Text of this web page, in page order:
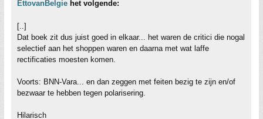
EttovanBelgie het volgende:
[..]
Dat boek zit dus juist goed in elkaar... het waren de critici die nogal
selectief aan het shoppen waren en daarna met wat laffe
rectificaties moesten komen.
Voorts: BNN-Vara... en dan zeggen met feiten bezig te zijn en/of
bezwaar te hebben tegen polarisering.
Hilarisch